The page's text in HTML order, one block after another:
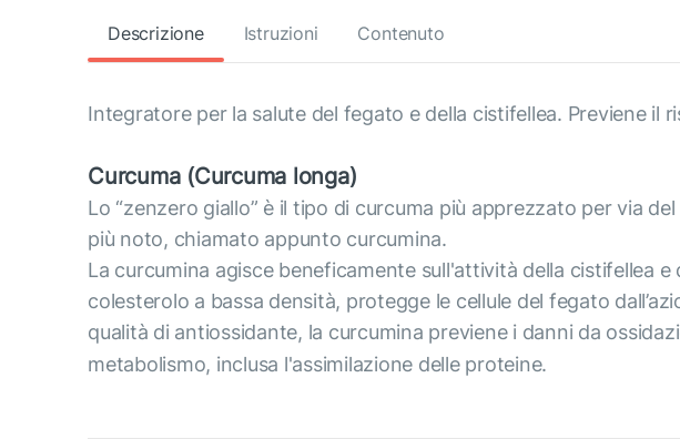
Descrizione Istruzioni Contenuto
Integratore per la salute del fegato e della cistifellea. Previene
Curcuma (Curcuma longa)
Lo “zenzero giallo” è il tipo di curcuma più apprezzato per via
più noto, chiamato appunto curcumina.
La curcumina agisce beneficamente sull'attività della cistifellea
colesterolo a bassa densità, protegge le cellule del fegato
qualità di antiossidante, la curcumina previene i danni da
metabolismo, inclusa l'assimilazione delle proteine.